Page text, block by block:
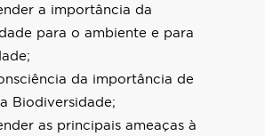
a importância da
para o ambiente e para
da importância de
Biodiversidade;
as principais ameaças à